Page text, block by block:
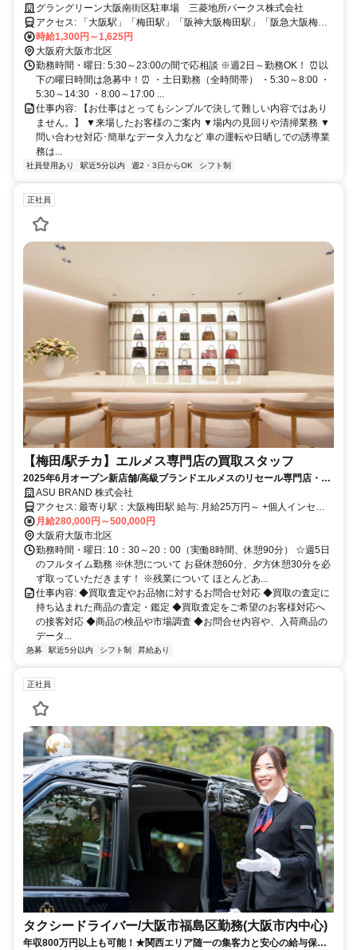
日祝日勤務可能な方は積極採用中！10名以上の大募集！時給1300円スタ
ート！【三菱地所グループ】待遇充実！安心して長く働ける環境です。
グラングリーン大阪南街区駐車場 三菱地所パークス株式会社
アクセス: 「大阪駅」「梅田駅」「阪神大阪梅田駅」「阪急大阪梅田
駅」など徒歩スグ
時給1,300円～1,625円
大阪府大阪市北区
勤務時間・曜日: 5:30～23:00の間で応相談 ※週2日～勤務OK！ ⏰以
下の曜日時間は急募中！⏰ ・土日勤務（全時間帯） ・5:30～8:00 ・
5:30～14:30 ・8:00～17:00 ...
仕事内容: 【お仕事はとってもシンプルで決して難しい内容ではあり
ません。】 ▼来場したお客様のご案内 ▼場内の見回りや清掃業務 ▼
問い合わせ対応･簡単なデータ入力など 車の運転や日晒しでの誘導業
務は...
社員登用あり 駅近5分以内 週2・3日からOK シフト制
正社員
【梅田/駅チカ】エルメス専門店の買取スタッフ
2025年6月オープン新店舗/高級ブランドエルメスのリセール専門店・高
収入・残業基本なし/語学スキルを活かす！
ASU BRAND 株式会社
アクセス: 最寄り駅：大阪梅田駅 給与: 月給25万円～ +個人インセン
ティブ+賞与年2回 ※月20時間の残業を超える場合は残業代を全額支
給します ＜月収例＞ 月給25万円＋個人インセンティブ＝月給31万円
＜年収例＞ 月給31万円+賞与2回＝年収447万円 ※実際の給与は個人
インセンティブに応じて変動する場合がございます。 ※経験や能力
に合わせて考慮いたします。 ◆売上に応じた個人インセンティブ
（達成率に応じて変動） ◆通勤交通費全額支給 ◆超過分残業代全額
支給
月給280,000円～500,000円
大阪府大阪市北区
勤務時間・曜日: 10：30～20：00（実働8時間、休憩90分） ☆週5日
のフルタイム勤務 ※休憩について お昼休憩60分、夕方休憩30分を必
ず取っていただきます！ ※残業について ほとんどあ...
仕事内容: ◆買取査定やお品物に対するお問合せ対応 ◆買取の査定に
持ち込まれた商品の査定・鑑定 ◆買取査定をご希望のお客様対応へ
の接客対応 ◆商品の検品や市場調査 ◆お問合せ内容や、入荷商品の
データ...
急募 駅近5分以内 シフト制 昇給あり
正社員
タクシードライバー/大阪市福島区勤務(大阪市内中心)
年収800万円以上も可能！★関西エリア随一の集客力と安心の給与保証